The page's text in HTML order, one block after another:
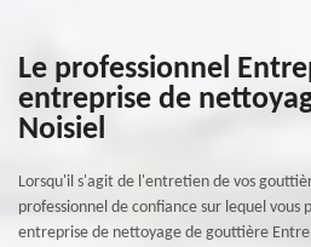
Le professionnel
entreprise de
Noisiel
Lorsqu'il s'agit de l'entretien de vos
professionnel de confiance sur lequel vous
entreprise de nettoyage de gouttière